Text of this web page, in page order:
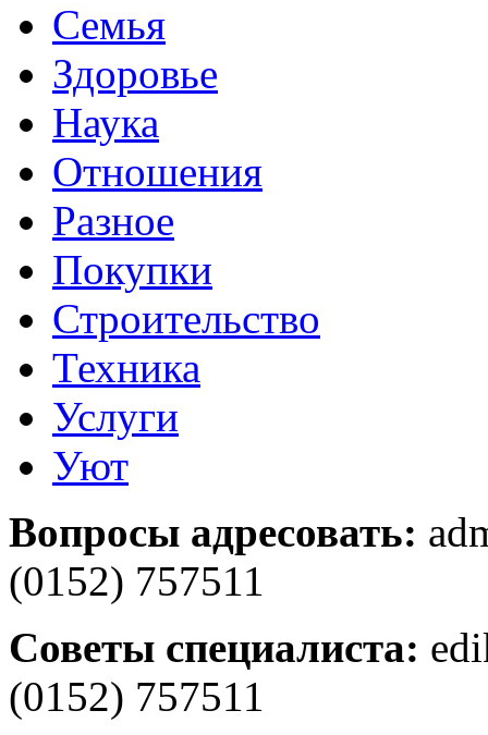
Семья
Здоровье
Наука
Отношения
Разное
Покупки
Строительство
Техника
Услуги
Уют
Вопросы адресовать:
(0152) 757511
Советы специалиста:
(0152) 757511